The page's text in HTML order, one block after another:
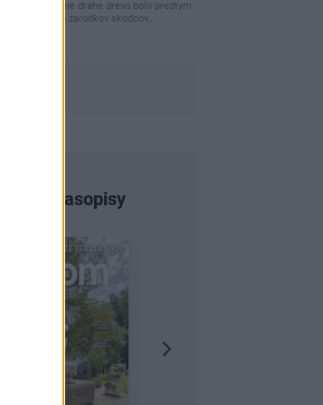
ze vysusene drahe drevo bolo predtym
aby sa zbavilo zarodkov skodcov...
časopisy